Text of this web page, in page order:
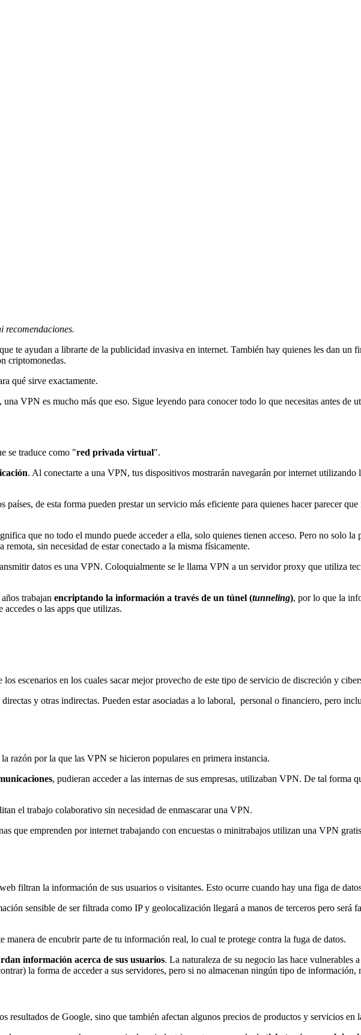
recomendaciones.
te ayudan a librarte de la publicidad invasiva en internet. También hay quienes les dan un
criptomonedas.
qué sirve exactamente.
VPN es mucho más que eso. Sigue leyendo para conocer todo lo que necesitas antes de
se traduce como "red privada virtual".
. Al conectarte a una VPN, tus dispositivos mostrarán navegarán por internet
de esta forma pueden prestar un servicio más eficiente para quienes hacer parecer
que no todo el mundo puede acceder a ella, solo quienes tienen acceso. Pero no solo la
sin necesidad de estar conectado a la misma físicamente.
datos es una VPN. Coloquialmente se le llama VPN a un servidor proxy que utiliza
trabajan encriptando la información a través de un túnel (tunneling), por lo que la
o las apps que utilizas.
escenarios en los cuales sacar mejor provecho de este tipo de servicio de discreción y
y otras indirectas. Pueden estar asociadas a lo laboral, personal o financiero, pero
razón por la que las VPN se hicieron populares en primera instancia.
, pudieran acceder a las internas de sus empresas, utilizaban VPN. De tal forma
el trabajo colaborativo sin necesidad de enmascarar una VPN.
que emprenden por internet trabajando con encuestas o minitrabajos utilizan una VPN
filtran la información de sus usuarios o visitantes. Esto ocurre cuando hay una figa de
sensible de ser filtrada como IP y geolocalización llegará a manos de terceros pero será
manera de encubrir parte de tu información real, lo cual te protege contra la fuga de datos.
información acerca de sus usuarios. La naturaleza de su negocio las hace vulnerables
la forma de acceder a sus servidores, pero si no almacenan ningún tipo de información,
de Google, sino que también afectan algunos precios de productos y servicios en